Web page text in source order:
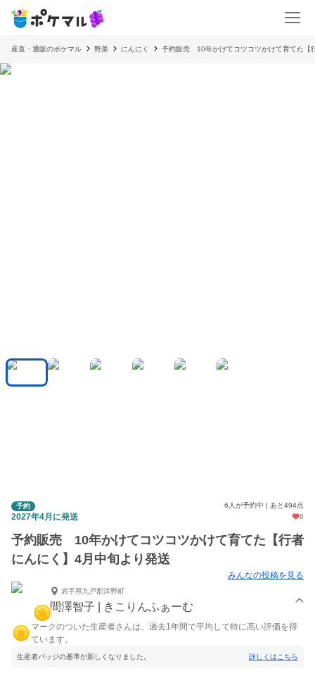
産直・通販のポケマル 野菜 にんにく 予約販売 10年かけてコツコツかけて育てた【
予約 6人が予約中 | あと494点
2027年4月に発送 6
予約販売 10年かけてコツコツかけて育てた【行者
にんにく】4月中旬より発送
みんなの投稿を見る
岩手県九戸郡洋野町
間澤智子 | きこりんふぁーむ
マークのついた生産者さんは、過去1年間で平均して特に高い評価を得
ています。
生産者バッジの基準が新しくなりました。 詳しくはこちら